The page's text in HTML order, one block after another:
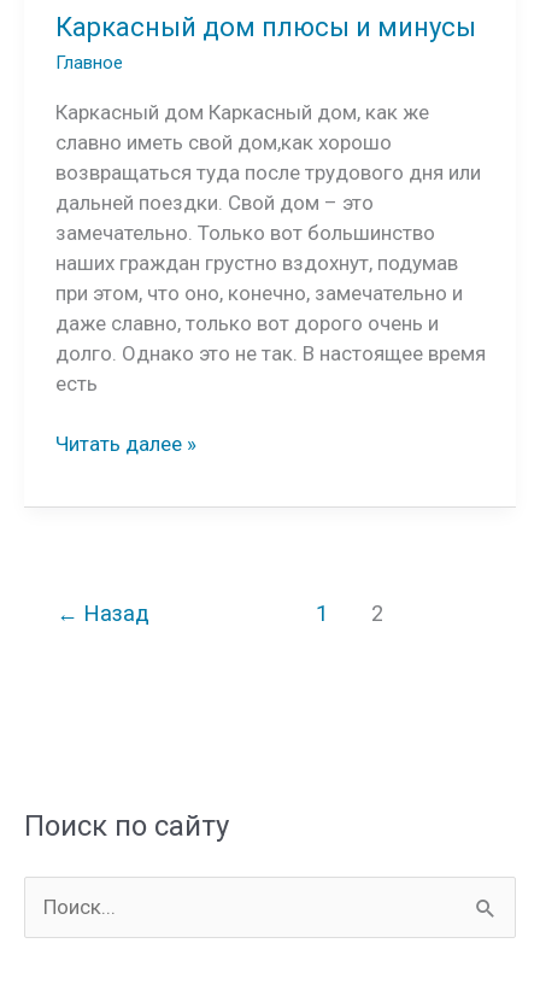
Каркасный дом плюсы и минусы
Главное
Каркасный дом Каркасный дом, как же
славно иметь свой дом,как хорошо
возвращаться туда после трудового дня или
дальней поездки. Свой дом – это
замечательно. Только вот большинство
наших граждан грустно вздохнут, подумав
при этом, что оно, конечно, замечательно и
даже славно, только вот дорого очень и
долго. Однако это не так. В настоящее время
есть
Каркасный
плюсы
Читать далее »
← Назад 1 2
Поиск по сайту
о